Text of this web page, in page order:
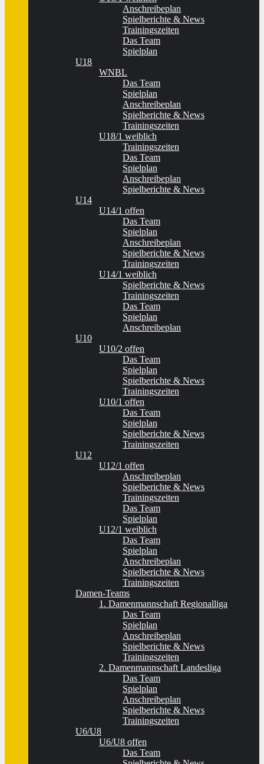
Anschreibeplan
Spielberichte & News
Trainingszeiten
Das Team
Spielplan
U18
WNBL
Das Team
Spielplan
Anschreibeplan
Spielberichte & News
Trainingszeiten
U18/1 weiblich
Trainingszeiten
Das Team
Spielplan
Anschreibeplan
Spielberichte & News
U14
U14/1 offen
Das Team
Spielplan
Anschreibeplan
Spielberichte & News
Trainingszeiten
U14/1 weiblich
Spielberichte & News
Trainingszeiten
Das Team
Spielplan
Anschreibeplan
U10
U10/2 offen
Das Team
Spielplan
Spielberichte & News
Trainingszeiten
U10/1 offen
Das Team
Spielplan
Spielberichte & News
Trainingszeiten
U12
U12/1 offen
Anschreibeplan
Spielberichte & News
Trainingszeiten
Das Team
Spielplan
U12/1 weiblich
Das Team
Spielplan
Anschreibeplan
Spielberichte & News
Trainingszeiten
Damen-Teams
1. Damenmannschaft Regionalliga
Das Team
Spielplan
Anschreibeplan
Spielberichte & News
Trainingszeiten
2. Damenmannschaft Landesliga
Das Team
Spielplan
Anschreibeplan
Spielberichte & News
Trainingszeiten
U6/U8
U6/U8 offen
Das Team